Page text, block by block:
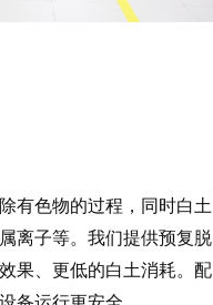
有色物的过程，同时白土
离子等。我们提供预复脱
果、更低的白土消耗。配